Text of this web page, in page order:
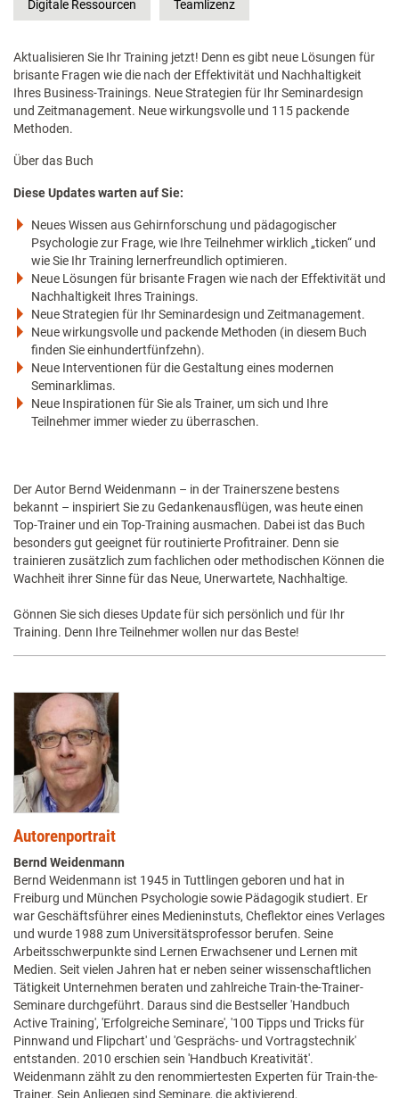
Digitale Ressourcen Teamlizenz
Aktualisieren Sie Ihr Training jetzt! Denn es gibt neue Lösungen für
brisante Fragen wie die nach der Effektivität und Nachhaltigkeit
Ihres Business-Trainings. Neue Strategien für Ihr Seminardesign
und Zeitmanagement. Neue wirkungsvolle und 115 packende
Methoden.
Über das Buch
Diese Updates warten auf Sie:
Neues Wissen aus Gehirnforschung und pädagogischer
Psychologie zur Frage, wie Ihre Teilnehmer wirklich „ticken“ und
wie Sie Ihr Training lernerfreundlich optimieren.
Neue Lösungen für brisante Fragen wie nach der Effektivität und
Nachhaltigkeit Ihres Trainings.
Neue Strategien für Ihr Seminardesign und Zeitmanagement.
Neue wirkungsvolle und packende Methoden (in diesem Buch
finden Sie einhundertfünfzehn).
Neue Interventionen für die Gestaltung eines modernen
Seminarklimas.
Neue Inspirationen für Sie als Trainer, um sich und Ihre
Teilnehmer immer wieder zu überraschen.
Der Autor Bernd Weidenmann – in der Trainerszene bestens
bekannt – inspiriert Sie zu Gedankenausflügen, was heute einen
Top-Trainer und ein Top-Training ausmachen. Dabei ist das Buch
besonders gut geeignet für routinierte Profitrainer. Denn sie
trainieren zusätzlich zum fachlichen oder methodischen Können die
Wachheit ihrer Sinne für das Neue, Unerwartete, Nachhaltige.
Gönnen Sie sich dieses Update für sich persönlich und für Ihr
Training. Denn Ihre Teilnehmer wollen nur das Beste!
Autorenportrait
Bernd Weidenmann
Bernd Weidenmann ist 1945 in Tuttlingen geboren und hat in
Freiburg und München Psychologie sowie Pädagogik studiert. Er
war Geschäftsführer eines Medieninstuts, Cheflektor eines Verlages
und wurde 1988 zum Universitätsprofessor berufen. Seine
Arbeitsschwerpunkte sind Lernen Erwachsener und Lernen mit
Medien. Seit vielen Jahren hat er neben seiner wissenschaftlichen
Tätigkeit Unternehmen beraten und zahlreiche Train-the-Trainer-
Seminare durchgeführt. Daraus sind die Bestseller 'Handbuch
Active Training', 'Erfolgreiche Seminare', '100 Tipps und Tricks für
Pinnwand und Flipchart' und 'Gesprächs- und Vortragstechnik'
entstanden. 2010 erschien sein 'Handbuch Kreativität'.
Weidenmann zählt zu den renommiertesten Experten für Train-the-
Trainer. Sein Anliegen sind Seminare, die aktivierend,